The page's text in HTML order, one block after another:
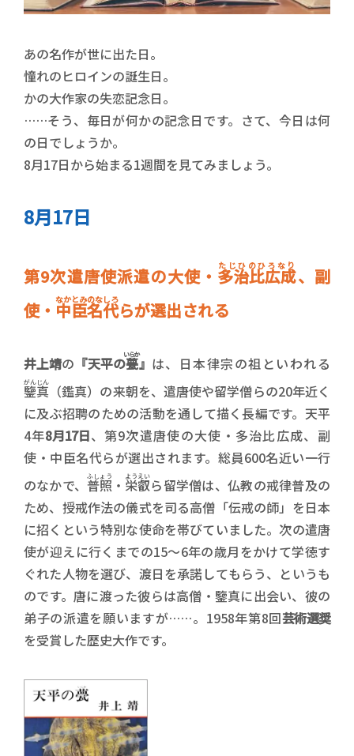
あの名作が世に出た日。
憧れのヒロインの誕生日。
かの大作家の失恋記念日。
……そう、毎日が何かの記念日です。さて、今日は何
の日でしょうか。
8月17日から始まる1週間を見てみましょう。
8月17日
第9次遣唐使派遣の大使・ 多治比広成
たじひのひろなり 、副
使・ 中臣名代
なかとみのなしろらが選出される
井上靖の 『天平の甍
いらか』 は、日本律宗の祖といわれる
鑒真
がんじん
（鑑真）の来朝を、遣唐使や留学僧らの20年近く
に及ぶ招聘のための活動を通して描く長編です。天平
4年8月17日、第9次遣唐使の大使・多治比広成、副
使・中臣名代らが選出されます。総員600名近い一行
のなかで、 普照
ふしょう ・ 栄叡
ようえいら留学僧は、仏教の戒律普及の
ため、授戒作法の儀式を司る高僧「伝戒の師」を日本
に招くという特別な使命を帯びていました。次の遣唐
使が迎えに行くまでの15～6年の歳月をかけて学徳す
ぐれた人物を選び、渡日を承諾してもらう、というも
のです。唐に渡った彼らは高僧・鑒真に出会い、彼の
弟子の派遣を願いますが……。1958年第8回芸術選奨
を受賞した歴史大作です。